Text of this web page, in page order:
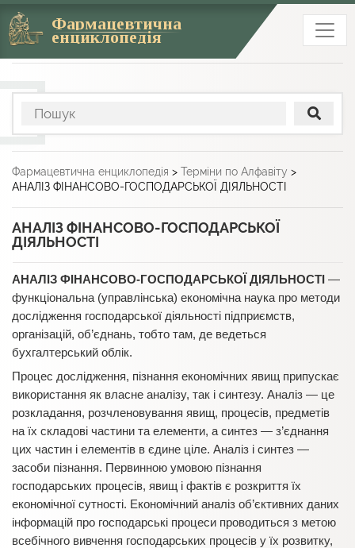
Фармацевтична
енциклопедія
Фармацевтична енциклопедія > Терміни по Алфавіту >
АНАЛІЗ ФІНАНСОВО-ГОСПОДАРСЬКОЇ ДІЯЛЬНОСТІ
АНАЛІЗ ФІНАНСОВО-ГОСПОДАРСЬКОЇ
ДІЯЛЬНОСТІ
АНАЛІЗ ФІНАНСОВО-ГОСПОДАРСЬКОЇ ДІЯЛЬНОСТІ —
функціональна (управлінська) економічна наука про методи
дослідження господарської діяльності підприємств,
організацій, об’єднань, тобто там, де ведеться
бухгалтерський облік.
Процес дослідження, пізнання економічних явищ припускає
використання як власне аналізу, так і синтезу. Аналіз — це
розкладання, розчленовування явищ, процесів, предметів
на їх складові частини та елементи, а синтез — з’єднання
цих частин і елементів в єдине ціле. Аналіз і синтез —
засоби пізнання. Первинною умовою пізнання
господарських процесів, явищ і фактів є розкриття їх
економічної сутності. Економічний аналіз об’єктивних даних
інформацій про господарські процеси проводиться з метою
всебічного вивчення господарських процесів у їх розвитку,